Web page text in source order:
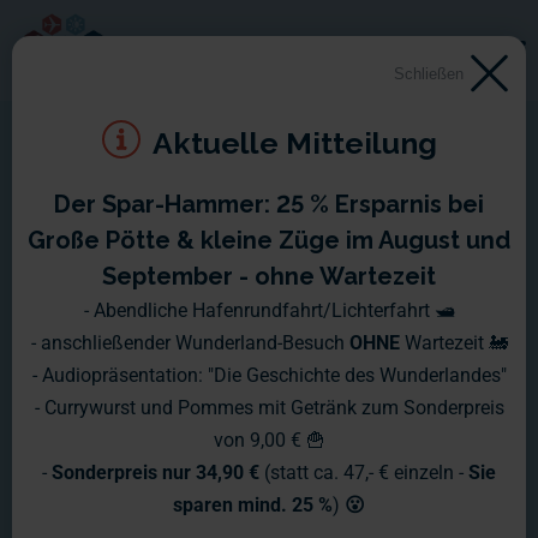
Schließen
Aktuelle Mitteilung
Der Spar-Hammer: 25 % Ersparnis bei
Große Pötte & kleine Züge im August und
September - ohne Wartezeit
- Abendliche Hafenrundfahrt/Lichterfahrt 🛥️
- anschließender Wunderland-Besuch OHNE Wartezeit 🚂
- Audiopräsentation: "Die Geschichte des Wunderlandes"
- Currywurst und Pommes mit Getränk zum Sonderpreis
von 9,00 € 🍟
- Sonderpreis nur 34,90 € (statt ca. 47,- € einzeln - Sie
sparen mind. 25 %) 😮